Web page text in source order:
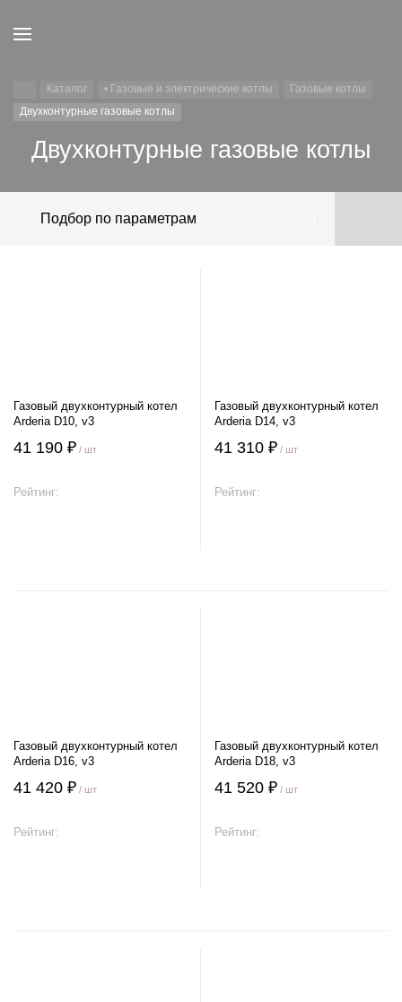
Каталог • Газовые и электрические котлы
Газовые котлы
Двухконтурные газовые котлы
Двухконтурные газовые котлы
Подбор по параметрам
Газовый двухконтурный котел
Arderia D10, v3
41 190 ₽ / шт
Рейтинг:
Газовый двухконтурный котел
Arderia D14, v3
41 310 ₽ / шт
Рейтинг:
Газовый двухконтурный котел
Arderia D16, v3
41 420 ₽ / шт
Рейтинг:
Газовый двухконтурный котел
Arderia D18, v3
41 520 ₽ / шт
Рейтинг: